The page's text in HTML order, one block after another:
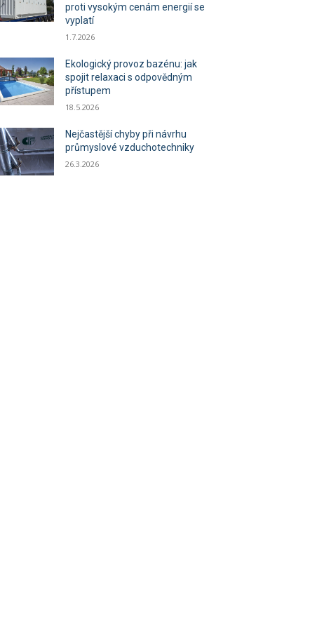
proti vysokým cenám energií se
vyplatí
1.7.2026
Ekologický provoz bazénu: jak
spojit relaxaci s odpovědným
přístupem
18.5.2026
Nejčastější chyby při návrhu
průmyslové vzduchotechniky
26.3.2026